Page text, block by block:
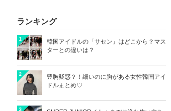
ランキング
1
韓国アイドルの「サセン」はどこから？マス
ターとの違いは？
2
豊胸疑惑？！細いのに胸がある女性韓国アイ
ドルまとめ♡
3